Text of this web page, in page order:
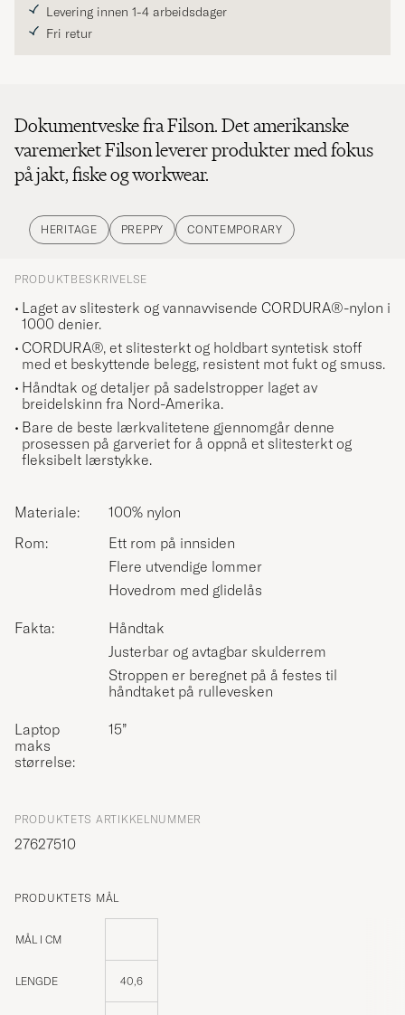
Levering innen 1-4 arbeidsdager
Fri retur
Dokumentveske fra Filson. Det amerikanske
varemerket Filson leverer produkter med fokus
på jakt, fiske og workwear.
HERITAGE PREPPY CONTEMPORARY
PRODUKTBESKRIVELSE
Laget av slitesterk og vannavvisende CORDURA®-nylon i
1000 denier.
CORDURA®, et slitesterkt og holdbart syntetisk stoff
med et beskyttende belegg, resistent mot fukt og smuss.
Håndtak og detaljer på sadelstropper laget av
breidelskinn fra Nord-Amerika.
Bare de beste lærkvalitetene gjennomgår denne
prosessen på garveriet for å oppnå et slitesterkt og
fleksibelt lærstykke.
Materiale:
100% nylon
Rom:
Ett rom på innsiden
Flere utvendige lommer
Hovedrom med glidelås
Fakta:
Håndtak
Justerbar og avtagbar skulderrem
Stroppen er beregnet på å festes til
håndtaket på rullevesken
Laptop
maks
størrelse:
15”
PRODUKTETS ARTIKKELNUMMER
27627510
PRODUKTETS MÅL
MÅL I CM
LENGDE 40,6